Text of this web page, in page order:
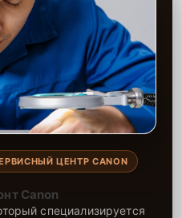
ЦЕНТР CANON
Canon
специализируется